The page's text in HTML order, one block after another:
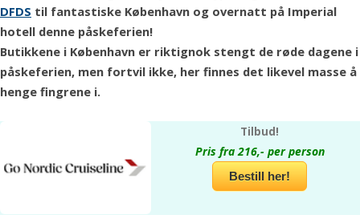
DFDS til fantastiske København og overnatt på Imperial
hotell denne påskeferien!
Butikkene i København er riktignok stengt de røde dagene i
påskeferien, men fortvil ikke, her finnes det likevel masse å
henge fingrene i.
Tilbud!
Pris fra 216,- per person
Bestill her!